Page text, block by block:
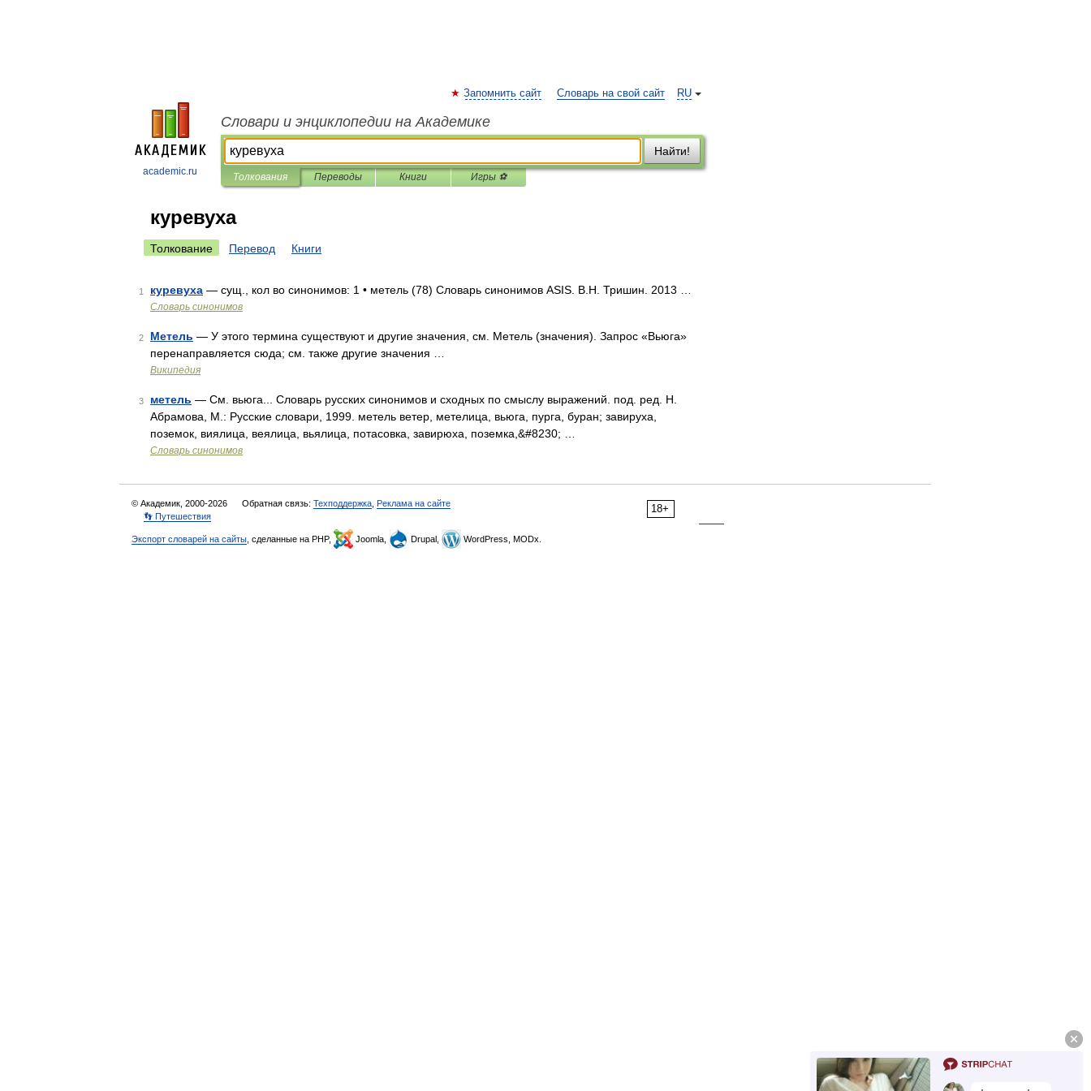
academic.ru
RU
Запомнить сайт Словарь на свой сайт
Словари и энциклопедии на Академике
Найти!
Толкования Переводы Книги Игры ⚽
куревуха
Толкование Перевод Книги
1 куревуха — сущ., кол во синонимов: 1 • метель (78) Словарь синонимов ASIS. В.Н. Тришин. 2013 …
Словарь синонимов
2 Метель — У этого термина существуют и другие значения, см. Метель (значения). Запрос «Вьюга»
перенаправляется сюда; см. также другие значения …
Википедия
3 метель — См. вьюга... Словарь русских синонимов и сходных по смыслу выражений. под. ред. Н.
Абрамова, М.: Русские словари, 1999. метель ветер, метелица, вьюга, пурга, буран; завируха,
поземок, виялица, веялица, вьялица, потасовка, завирюха, поземка,&#8230; …
Словарь синонимов
18+
© Академик, 2000-2026 Обратная связь: Техподдержка Реклама на сайте
👣 Путешествия
Экспорт словарей на сайты , сделанные на PHP, Joomla, Drupal, WordPress, MODx.